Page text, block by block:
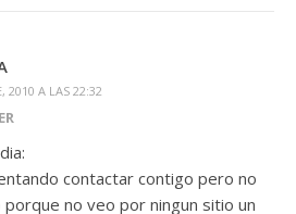
2010 A LAS 22:32
contactar contigo pero no
porque no veo por ningun sitio un